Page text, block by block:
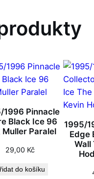
1996 Pinnacle
Black Ice 96
Muller Paralel
29,00 Kč
do košíku
1995/
Edge
Wall